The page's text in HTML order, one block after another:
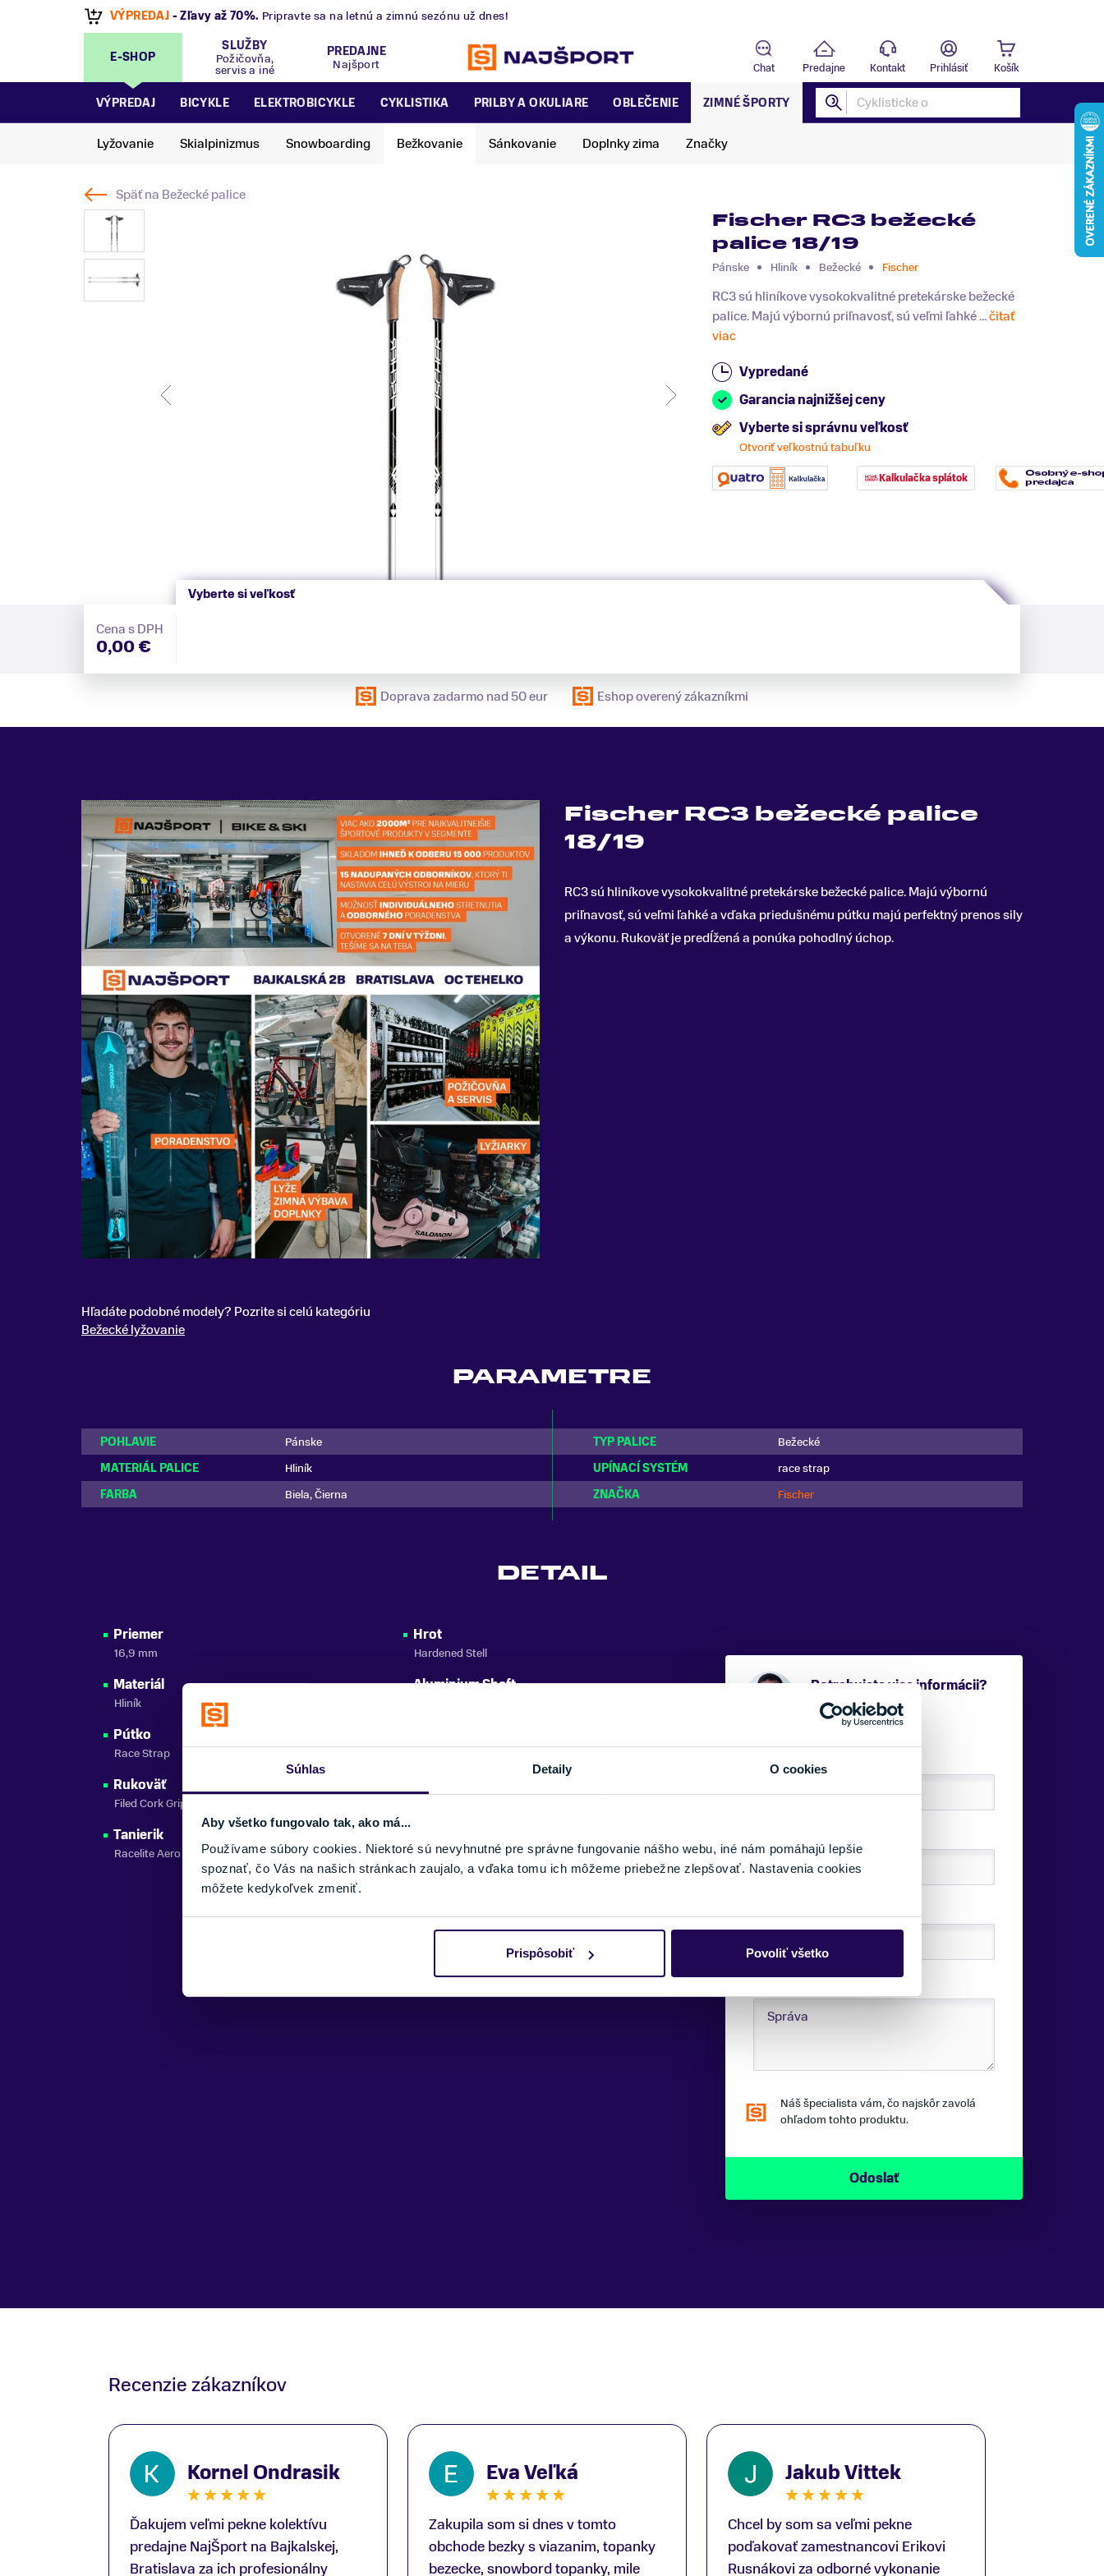
Súhlas Detaily O cookies
Aby všetko fungovalo tak, ako má...
Používame súbory cookies. Niektoré sú nevyhnutné pre správne fungovanie nášho webu, iné nám pomáhajú lepšie
spoznať, čo Vás na našich stránkach zaujalo, a vďaka tomu ich môžeme priebežne zlepšovať. Nastavenia cookies
môžete kedykoľvek zmeniť.
Prispôsobiť Povoliť všetko
VÝPREDAJ - Zľavy až 70%. Pripravte sa na letnú a zimnú sezónu už dnes!
E-SHOP
SLUŽBY
Požičovňa,
servis a iné
PREDAJNE
Najšport
Chat Predajne Kontakt Prihlásiť Košík
VÝPREDAJ BICYKLE ELEKTROBICYKLE CYKLISTIKA PRILBY A OKULIARE OBLEČENIE ZIMNÉ ŠPORTY
Lyžovanie Skialpinizmus Snowboarding Bežkovanie Sánkovanie Doplnky zima Značky
Späť na Bežecké palice
Fischer RC3 bežecké
palice 18/19
Pánske Hliník Bežecké Fischer
RC3 sú hliníkove vysokokvalitné pretekárske bežecké
palice. Majú výbornú priľnavosť, sú veľmi ľahké ...čitať
viac
Vypredané
Garancia najnižšej ceny
Vyberte si správnu veľkosť
Otvoriť veľkostnú tabuľku
Kalkulačka splátok
Cena s DPH
0,00 €
Vyberte si veľkosť
Doprava zadarmo nad 50 eur Eshop overený zákazníkmi
Fischer RC3 bežecké palice
18/19
RC3 sú hliníkove vysokokvalitné pretekárske bežecké palice.Majú výbornú
priľnavosť, sú veľmi ľahké a vďaka priedušnému pútku majú perfektný prenos sily
a výkonu. Rukoväť je predĺžená a ponúka pohodlný úchop.
Hľadáte podobné modely? Pozrite si celú kategóriu
Bežecké lyžovanie
PARAMETRE
POHLAVIE Pánske TYP PALICE
Bežecké
MATERIÁL PALICE
Hliník UPÍNACÍ SYSTÉM
race strap
FARBA
Biela, Čierna ZNAČKA Fischer
DETAIL
Priemer
16,9 mm
Materiál
Hliník
Pútko
Race Strap
Rukoväť
Filed Cork Grip
Tanierik
Racelite Aero Big Basket
Hrot
Hardened Stell
Aluminium Shaft
Cork Grip
Rozšírená horná časť rukoväte z kvalitného korku.
palice.
Potrebujete viac informácii?
Sme tu pre vás.
Náš špecialista vám, čo najskôr zavolá
ohľadom tohto produktu.
Recenzie zákazníkov
Kornel Ondrasik
Ďakujem veľmi pekne kolektívu
predajne NajŠport na Bajkalskej,
Bratislava za ich profesionálny
Eva Veľká
Zakupila som si dnes v tomto
obchode bezky s viazanim, topanky
bezecke, snowbord topanky, mile
Jakub Vittek
Chcel by som sa veľmi pekne
poďakovať zamestnancovi Erikovi
Rusnákovi za odborné vykonanie